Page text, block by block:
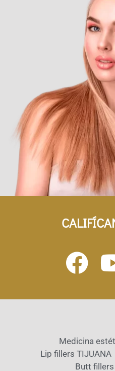
Medicina
Lip fillers TIJUANA
Butt